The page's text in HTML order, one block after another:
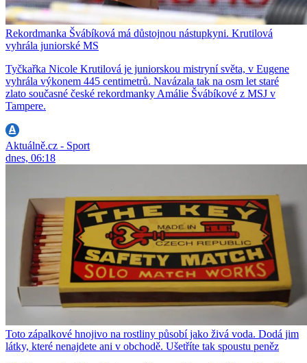
Rekordmanka Švábíková má důstojnou nástupkyni. Krutilová
vyhrála juniorské MS
Tyčkařka Nicole Krutilová je juniorskou mistryní světa, v Eugene
vyhrála výkonem 445 centimetrů. Navázala tak na osm let staré
zlato současné české rekordmanky Amálie Švábíkové z MSJ v
Tampere.
Aktuálně.cz - Sport
dnes, 06:18
Toto zápalkové hnojivo na rostliny působí jako živá voda. Dodá jim
látky, které nenajdete ani v obchodě. Ušetříte tak spoustu peněz